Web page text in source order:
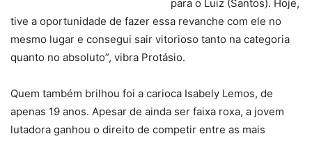
para o Luiz (Santos). Hoje,
tive a oportunidade de fazer essa revanche com ele no
mesmo lugar e consegui sair vitorioso tanto na categoria
quanto no absoluto”, vibra Protásio.
Quem também brilhou foi a carioca Isabely Lemos, de
apenas 19 anos. Apesar de ainda ser faixa roxa, a jovem
lutadora ganhou o direito de competir entre as mais